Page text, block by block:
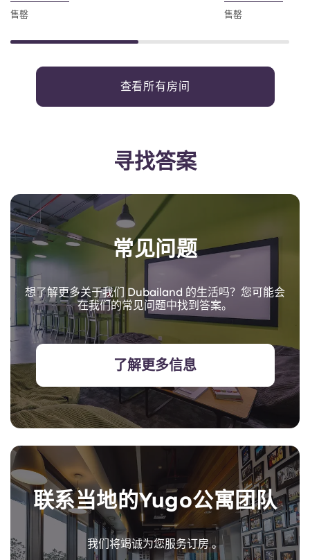
售罄 售罄
查看所有房间
寻找答案
常见问题
想了解更多关于我们 Dubailand 的生活吗？您可能会
在我们的常见问题中找到答案。
了解更多信息
联系当地的Yugo公寓团队
我们将竭诚为您服务订房 。